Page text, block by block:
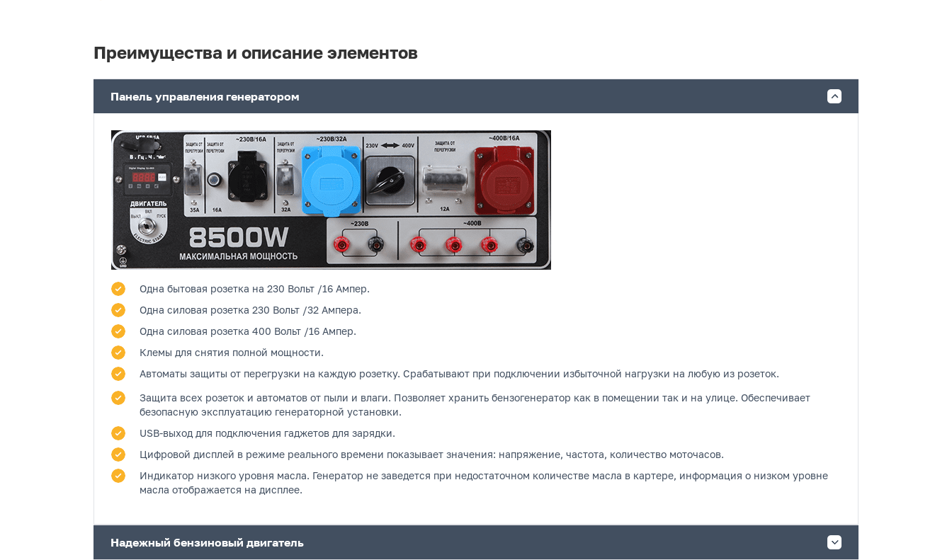
Преимущества и описание элементов
Панель управления генератором
Одна бытовая розетка на 230 Вольт /16 Ампер.
Одна силовая розетка 230 Вольт /32 Ампера.
Одна силовая розетка 400 Вольт /16 Ампер.
Клемы для снятия полной мощности.
Автоматы защиты от перегрузки на каждую розетку. Срабатывают при подключении избыточной нагрузки на любую из розеток.
Защита всех розеток и автоматов от пыли и влаги. Позволяет хранить бензогенератор как в помещении так и на улице. Обеспечивает
безопасную эксплуатацию генераторной установки.
USB-выход для подключения гаджетов для зарядки.
Цифровой дисплей в режиме реального времени показывает значения: напряжение, частота, количество моточасов.
Индикатор низкого уровня масла. Генератор не заведется при недостаточном количестве масла в картере, информация о низком уровне
масла отображается на дисплее.
Надежный бензиновый двигатель